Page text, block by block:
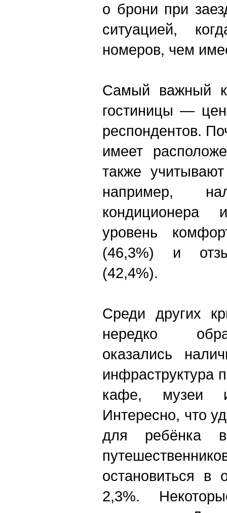
о брони при
ситуацией,
номеров, чем
Самый важный
гостиницы —
респондентов.
имеет
также
например,
уровень
(46,3%) и
(42,4%).
Среди других
нередко
оказались
инфраструктура
кафе, музеи
Интересно, что
для ребёнка
остановиться
2,3%.